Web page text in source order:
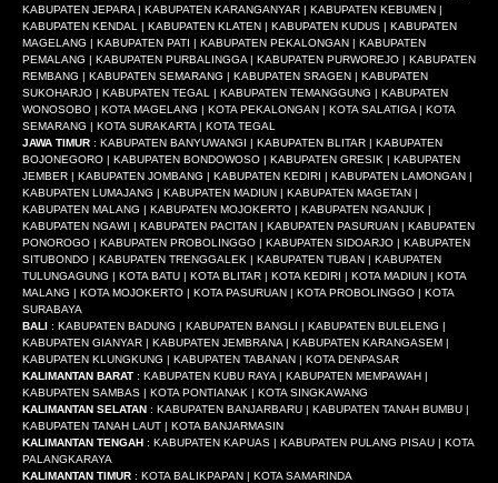
KABUPATEN JEPARA | KABUPATEN KARANGANYAR | KABUPATEN KEBUMEN |
KABUPATEN KENDAL | KABUPATEN KLATEN | KABUPATEN KUDUS | KABUPATEN
MAGELANG | KABUPATEN PATI | KABUPATEN PEKALONGAN | KABUPATEN
PEMALANG | KABUPATEN PURBALINGGA | KABUPATEN PURWOREJO | KABUPATEN
REMBANG | KABUPATEN SEMARANG | KABUPATEN SRAGEN | KABUPATEN
SUKOHARJO | KABUPATEN TEGAL | KABUPATEN TEMANGGUNG | KABUPATEN
WONOSOBO | KOTA MAGELANG | KOTA PEKALONGAN | KOTA SALATIGA | KOTA
SEMARANG | KOTA SURAKARTA | KOTA TEGAL
JAWA TIMUR : KABUPATEN BANYUWANGI | KABUPATEN BLITAR | KABUPATEN
BOJONEGORO | KABUPATEN BONDOWOSO | KABUPATEN GRESIK | KABUPATEN
JEMBER | KABUPATEN JOMBANG | KABUPATEN KEDIRI | KABUPATEN LAMONGAN |
KABUPATEN LUMAJANG | KABUPATEN MADIUN | KABUPATEN MAGETAN |
KABUPATEN MALANG | KABUPATEN MOJOKERTO | KABUPATEN NGANJUK |
KABUPATEN NGAWI | KABUPATEN PACITAN | KABUPATEN PASURUAN | KABUPATEN
PONOROGO | KABUPATEN PROBOLINGGO | KABUPATEN SIDOARJO | KABUPATEN
SITUBONDO | KABUPATEN TRENGGALEK | KABUPATEN TUBAN | KABUPATEN
TULUNGAGUNG | KOTA BATU | KOTA BLITAR | KOTA KEDIRI | KOTA MADIUN | KOTA
MALANG | KOTA MOJOKERTO | KOTA PASURUAN | KOTA PROBOLINGGO | KOTA
SURABAYA
BALI : KABUPATEN BADUNG | KABUPATEN BANGLI | KABUPATEN BULELENG |
KABUPATEN GIANYAR | KABUPATEN JEMBRANA | KABUPATEN KARANGASEM |
KABUPATEN KLUNGKUNG | KABUPATEN TABANAN | KOTA DENPASAR
KALIMANTAN BARAT : KABUPATEN KUBU RAYA | KABUPATEN MEMPAWAH |
KABUPATEN SAMBAS | KOTA PONTIANAK | KOTA SINGKAWANG
KALIMANTAN SELATAN : KABUPATEN BANJARBARU | KABUPATEN TANAH BUMBU |
KABUPATEN TANAH LAUT | KOTA BANJARMASIN
KALIMANTAN TENGAH : KABUPATEN KAPUAS | KABUPATEN PULANG PISAU | KOTA
PALANGKARAYA
KALIMANTAN TIMUR : KOTA BALIKPAPAN | KOTA SAMARINDA